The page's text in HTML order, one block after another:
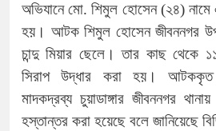
অভিযানে মো. শিমুল হোসেন (২৪)
হয়। আটক শিমুল হোসেন জীবননগর
চান্দু মিয়ার ছেলে। তার কাছ থেকে
সিরাপ উদ্ধার করা হয়।
মাদকদ্রব্য চুয়াডাঙ্গার জীবননগর
হস্তান্তর করা হয়েছে বলে জানিয়েছে